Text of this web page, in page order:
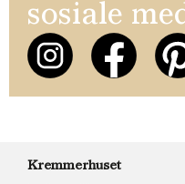
sosiale
Kremmerhuset